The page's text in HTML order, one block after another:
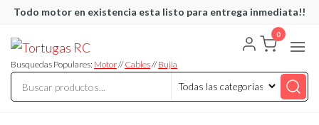
Saltar
contenido
Todo motor en existencia esta listo para entrega inmediata!!
RC
articulos
de RC
Busquedas Populares: Motor//Cables//Bujia
0